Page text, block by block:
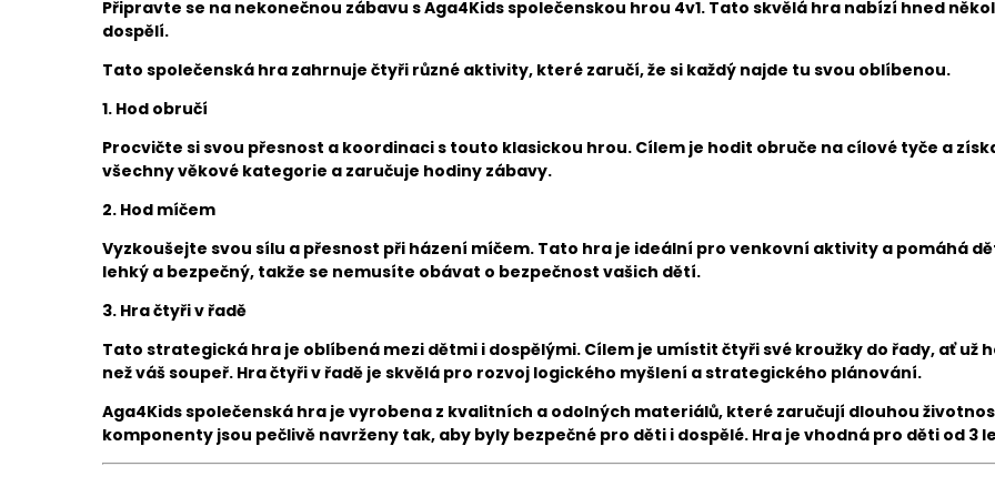
Připravte se na nekonečnou zábavu s Aga4Kids společenskou hrou 4v1. Tato skvělá hra nabízí hned
dospělí.
Tato společenská hra zahrnuje čtyři různé aktivity, které zaručí, že si každý najde tu svou oblíbenou.
1. Hod obručí
Procvičte si svou přesnost a koordinaci s touto klasickou hrou. Cílem je hodit obruče na cílové tyče a
všechny věkové kategorie a zaručuje hodiny zábavy.
2. Hod míčem
Vyzkoušejte svou sílu a přesnost při házení míčem. Tato hra je ideální pro venkovní aktivity a pomáhá
lehký a bezpečný, takže se nemusíte obávat o bezpečnost vašich dětí.
3. Hra čtyři v řadě
Tato strategická hra je oblíbená mezi dětmi i dospělými. Cílem je umístit čtyři své kroužky do řady, ať
než váš soupeř. Hra čtyři v řadě je skvělá pro rozvoj logického myšlení a strategického plánování.
Aga4Kids společenská hra je vyrobena z kvalitních a odolných materiálů, které zaručují dlouhou
komponenty jsou pečlivě navrženy tak, aby byly bezpečné pro děti i dospělé. Hra je vhodná pro děti od 3